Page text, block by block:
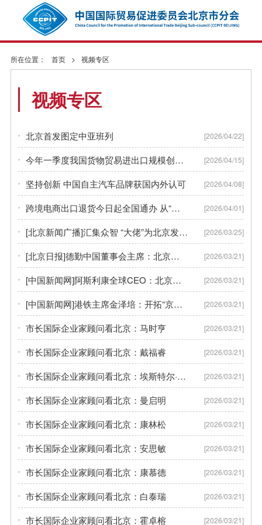
所在位置： 首页 > 视频专区
视频专区
北京首发图定中亚班列 [2026/04/22]
今年一季度我国货物贸易进出口规模创历史同期新高 [2026/04/15]
坚持创新 中国自主汽车品牌获国内外认可 [2026/04/08]
跨境电商出口退货今日起全国通办 从“卖全球”到“退无忧” [2026/04/01]
[北京新闻广播]汇集众智 “大佬”为北京发展圈重点 [2026/03/25]
[北京日报]德勤中国董事会主席：北京在用非常开放包容的心态聆听企业 [2026/03/21]
[中国新闻网]阿斯利康全球CEO：北京的科创实力让我印象深刻 [2026/03/21]
[中国新闻网]港铁主席金泽培：开拓“京、沪、港文艺产业走廊”，助推中国文艺创作走向世界 [2026/03/21]
市长国际企业家顾问看北京：马时亨 [2026/03/21]
市长国际企业家顾问看北京：戴福睿 [2026/03/21]
市长国际企业家顾问看北京：埃斯特尔·柏莲诺 [2026/03/21]
市长国际企业家顾问看北京：曼启明 [2026/03/21]
市长国际企业家顾问看北京：康林松 [2026/03/21]
市长国际企业家顾问看北京：安思敏 [2026/03/21]
市长国际企业家顾问看北京：康慕德 [2026/03/21]
市长国际企业家顾问看北京：白泰瑞 [2026/03/21]
市长国际企业家顾问看北京：霍卓榕 [2026/03/21]